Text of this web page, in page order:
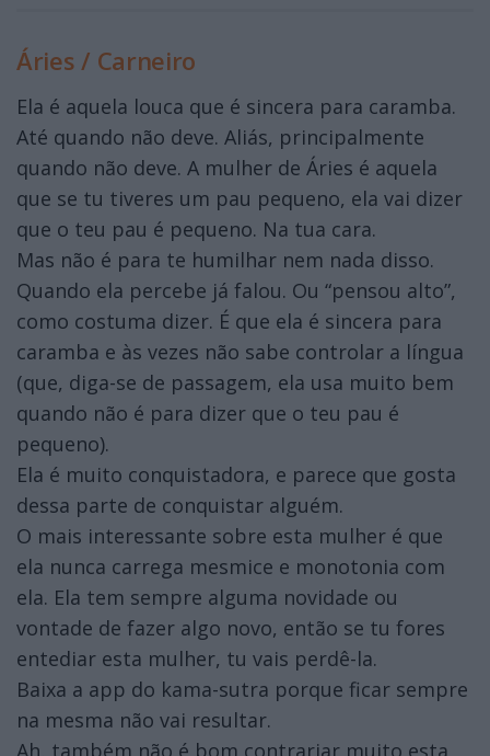
Áries / Carneiro
Ela é aquela louca que é sincera para caramba.
Até quando não deve. Aliás, principalmente
quando não deve. A mulher de Áries é aquela
que se tu tiveres um pau pequeno, ela vai dizer
que o teu pau é pequeno. Na tua cara.
Mas não é para te humilhar nem nada disso.
Quando ela percebe já falou. Ou “pensou alto”,
como costuma dizer. É que ela é sincera para
caramba e às vezes não sabe controlar a língua
(que, diga-se de passagem, ela usa muito bem
quando não é para dizer que o teu pau é
pequeno).
Ela é muito conquistadora, e parece que gosta
dessa parte de conquistar alguém.
O mais interessante sobre esta mulher é que
ela nunca carrega mesmice e monotonia com
ela. Ela tem sempre alguma novidade ou
vontade de fazer algo novo, então se tu fores
entediar esta mulher, tu vais perdê-la.
Baixa a app do kama-sutra porque ficar sempre
na mesma não vai resultar.
Ah, também não é bom contrariar muito esta